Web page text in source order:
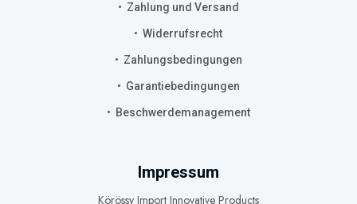
Zahlung und Versand
Widerrufsrecht
Zahlungsbedingungen
Garantiebedingungen
Beschwerdemanagement
Impressum
Körössy Import Innovative Products